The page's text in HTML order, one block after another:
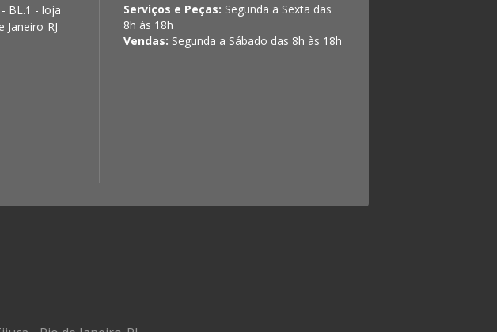
BL.1 - loja
RJ
Serviços e Peças: Segunda a Sexta das
8h às 18h
Vendas: Segunda a Sábado das 8h às 18h